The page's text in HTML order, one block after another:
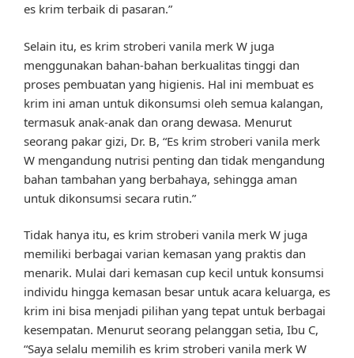
es krim terbaik di pasaran.”
Selain itu, es krim stroberi vanila merk W juga
menggunakan bahan-bahan berkualitas tinggi dan
proses pembuatan yang higienis. Hal ini membuat es
krim ini aman untuk dikonsumsi oleh semua kalangan,
termasuk anak-anak dan orang dewasa. Menurut
seorang pakar gizi, Dr. B, “Es krim stroberi vanila merk
W mengandung nutrisi penting dan tidak mengandung
bahan tambahan yang berbahaya, sehingga aman
untuk dikonsumsi secara rutin.”
Tidak hanya itu, es krim stroberi vanila merk W juga
memiliki berbagai varian kemasan yang praktis dan
menarik. Mulai dari kemasan cup kecil untuk konsumsi
individu hingga kemasan besar untuk acara keluarga, es
krim ini bisa menjadi pilihan yang tepat untuk berbagai
kesempatan. Menurut seorang pelanggan setia, Ibu C,
“Saya selalu memilih es krim stroberi vanila merk W